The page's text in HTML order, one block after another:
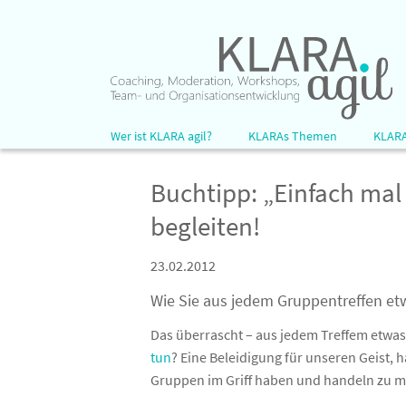
Wer ist KLARA agil?
KLARAs Kunden
KLARAs Team
Rainer Pivit
KLARAs Themen
Agile Tools
Lebendige Organisation
Den
Buchtipp: „Einfach
begleiten!
23.02.2012
Wie Sie aus jedem Gruppentreffen
Das überrascht – aus jedem Treffem
tun? Eine Beleidigung für unseren Geist,
Gruppen im Griff haben und handeln zu